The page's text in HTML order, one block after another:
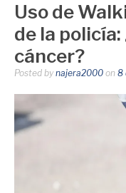
Uso de
de la
cáncer?
Posted by najera2000 on 8